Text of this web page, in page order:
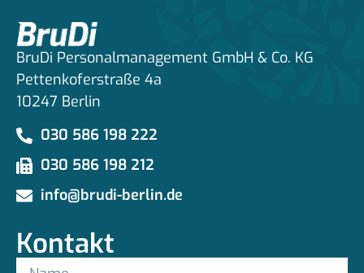
BruDi Personalmanagement GmbH & Co. KG
Pettenkoferstraße 4a
10247 Berlin
030 586 198 222
030 586 198 212
info@brudi-berlin.de
Kontakt